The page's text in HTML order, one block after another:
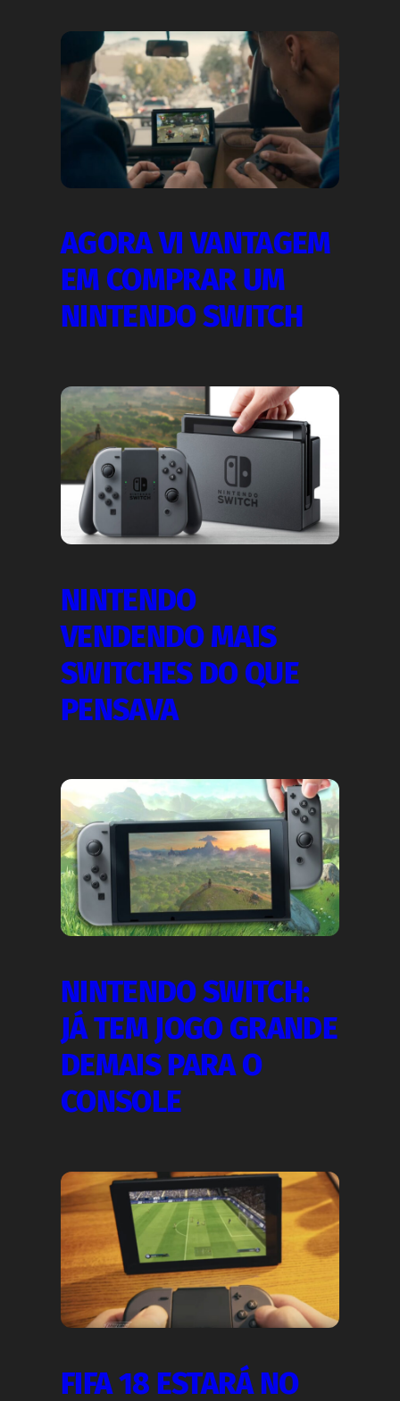
AGORA VI VANTAGEM
EM COMPRAR UM
NINTENDO SWITCH
NINTENDO
VENDENDO MAIS
SWITCHES DO QUE
PENSAVA
NINTENDO SWITCH:
JÁ TEM JOGO GRANDE
DEMAIS PARA O
CONSOLE
FIFA 18 ESTARÁ NO